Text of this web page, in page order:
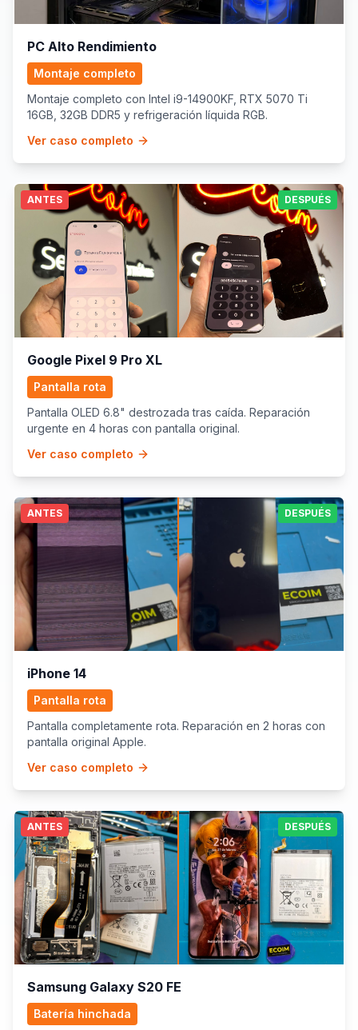
PC Alto Rendimiento
Montaje completo
Montaje completo con Intel i9-14900KF, RTX 5070 Ti
16GB, 32GB DDR5 y refrigeración líquida RGB.
Ver caso completo
ANTES DESPUÉS
Google Pixel 9 Pro XL
Pantalla rota
Pantalla OLED 6.8" destrozada tras caída. Reparación
urgente en 4 horas con pantalla original.
Ver caso completo
ANTES DESPUÉS
iPhone 14
Pantalla rota
Pantalla completamente rota. Reparación en 2 horas con
pantalla original Apple.
Ver caso completo
ANTES DESPUÉS
Samsung Galaxy S20 FE
Batería hinchada